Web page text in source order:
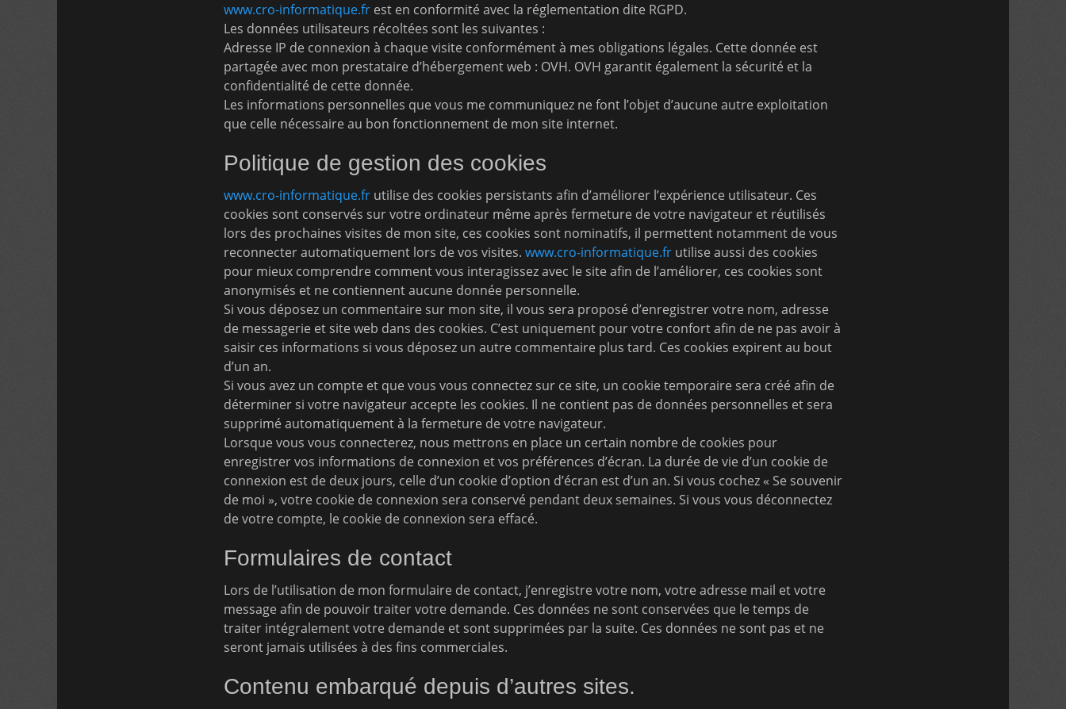
www.cro-informatique.fr est en conformité avec la réglementation dite RGPD.
Les données utilisateurs récoltées sont les suivantes :
Adresse IP de connexion à chaque visite conformément à mes obligations légales. Cette donnée est
partagée avec mon prestataire d’hébergement web : OVH. OVH garantit également la sécurité et la
confidentialité de cette donnée.
Les informations personnelles que vous me communiquez ne font l’objet d’aucune autre exploitation
que celle nécessaire au bon fonctionnement de mon site internet.
Politique de gestion des cookies
www.cro-informatique.fr utilise des cookies persistants afin d’améliorer l’expérience utilisateur. Ces
cookies sont conservés sur votre ordinateur même après fermeture de votre navigateur et réutilisés
lors des prochaines visites de mon site, ces cookies sont nominatifs, il permettent notamment de vous
reconnecter automatiquement lors de vos visites. www.cro-informatique.fr utilise aussi des cookies
pour mieux comprendre comment vous interagissez avec le site afin de l’améliorer, ces cookies sont
anonymisés et ne contiennent aucune donnée personnelle.
Si vous déposez un commentaire sur mon site, il vous sera proposé d’enregistrer votre nom, adresse
de messagerie et site web dans des cookies. C’est uniquement pour votre confort afin de ne pas avoir à
saisir ces informations si vous déposez un autre commentaire plus tard. Ces cookies expirent au bout
d’un an.
Si vous avez un compte et que vous vous connectez sur ce site, un cookie temporaire sera créé afin de
déterminer si votre navigateur accepte les cookies. Il ne contient pas de données personnelles et sera
supprimé automatiquement à la fermeture de votre navigateur.
Lorsque vous vous connecterez, nous mettrons en place un certain nombre de cookies pour
enregistrer vos informations de connexion et vos préférences d’écran. La durée de vie d’un cookie de
connexion est de deux jours, celle d’un cookie d’option d’écran est d’un an. Si vous cochez « Se souvenir
de moi », votre cookie de connexion sera conservé pendant deux semaines. Si vous vous déconnectez
de votre compte, le cookie de connexion sera effacé.
Formulaires de contact
Lors de l’utilisation de mon formulaire de contact, j’enregistre votre nom, votre adresse mail et votre
message afin de pouvoir traiter votre demande. Ces données ne sont conservées que le temps de
traiter intégralement votre demande et sont supprimées par la suite. Ces données ne sont pas et ne
seront jamais utilisées à des fins commerciales.
Contenu embarqué depuis d’autres sites.